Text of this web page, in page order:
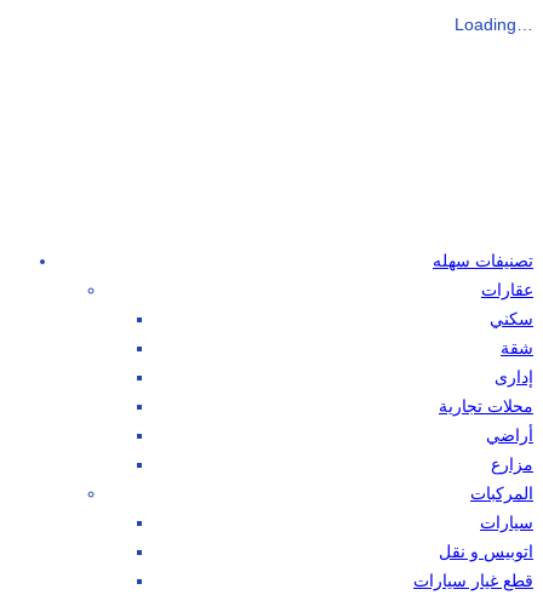
Loading…
تصنيفات سهله
عقارات
سكني
شقة
إدارى
محلات تجارية
أراضي
مزارع
المركبات
سيارات
اتوبيس و نقل
قطع غيار سيارات